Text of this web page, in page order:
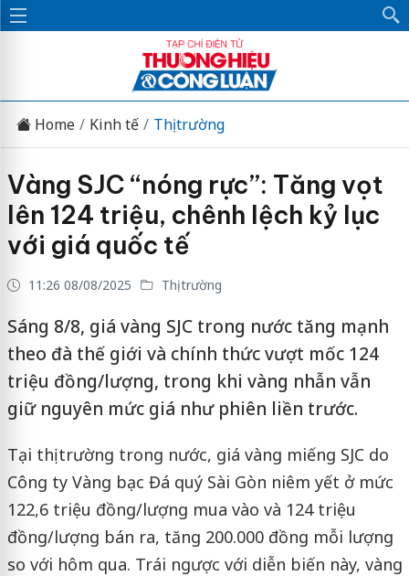
Home Kinh tế Thị trường
Vàng SJC “nóng rực”: Tăng vọt
lên 124 triệu, chênh lệch kỷ lục
với giá quốc tế
11:26 08/08/2025 Thị trường
Sáng 8/8, giá vàng SJC trong nước tăng mạnh
theo đà thế giới và chính thức vượt mốc 124
triệu đồng/lượng, trong khi vàng nhẫn vẫn
giữ nguyên mức giá như phiên liền trước.
Tại thị trường trong nước, giá vàng miếng SJC do
Công ty Vàng bạc Đá quý Sài Gòn niêm yết ở mức
122,6 triệu đồng/lượng mua vào và 124 triệu
đồng/lượng bán ra, tăng 200.000 đồng mỗi lượng
so với hôm qua. Trái ngược với diễn biến này, vàng